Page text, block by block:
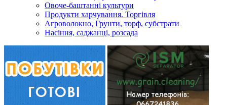
Овоче-баштанні культури
Продукти харчування. Торгівля
Агроволокно, Грунти, торф, субстрати
Насіння, саджанці, розсада